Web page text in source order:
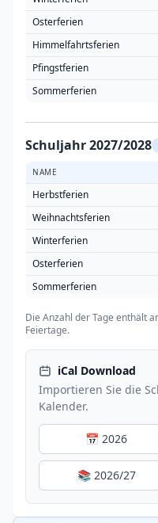
Osterferien
Himmelfahrtsferien
Pfingstferien
Sommerferien
Schuljahr 2027/2028
NAME
Herbstferien
Weihnachtsferien
Winterferien
Osterferien
Sommerferien
Die Anzahl der Tage enthält
Feiertage.
iCal Download
Importieren Sie die
Kalender.
📅 2026
📚 2026/27